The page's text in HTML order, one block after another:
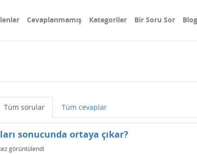
Cevaplanmamış Kategoriler Bir Soru Sor Blog
Tüm sorular Tüm cevaplar
sonucunda ortaya çıkar?
görüntülendi